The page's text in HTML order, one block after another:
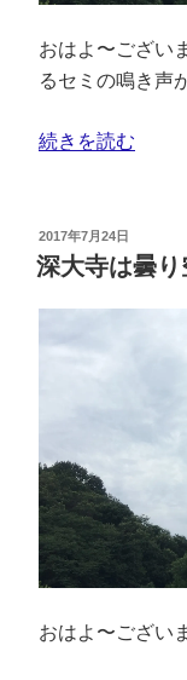
おはよ〜ござい
るセミの鳴き声
続きを読む
2017年7月24日
深大寺は曇り
おはよ〜ござい